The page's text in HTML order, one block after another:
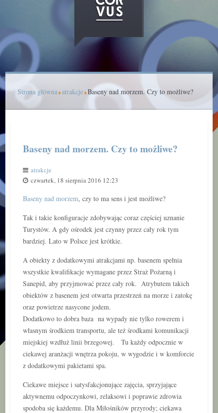
Strona główna atrakcje Baseny nad morzem. Czy to możliwe?
Baseny nad morzem. Czy to możliwe?
atrakcje
czwartek, 18 sierpnia 2016 12:23
Baseny nad morzem, czy to ma sens i jest możliwe?
Tak i takie konfiguracje zdobywając coraz częściej uznanie
Turystów. A gdy ośrodek jest czynny przez cały rok tym
bardziej. Lato w Polsce jest krótkie.
A obiekty z dodatkowymi atrakcjami np. basenem spełnia
wszystkie kwalifikacje wymagane przez Straż Pożarną i
Sanepid, aby przyjmować przez cały rok. Atrybutem takich
obiektów z basenem jest otwarta przestrzeń na morze i zatokę
oraz powietrze nasycone jodem.
Dodatkowo to dobra baza na wypady nie tylko rowerem i
własnym środkiem transportu, ale też środkami komunikacji
miejskiej wzdłuż linii brzegowej. Tu każdy odpocznie w
ciekawej aranżacji wnętrza pokoju, w wygodzie i w komforcie
z dodatkowymi pakietami spa.
Ciekawe miejsce i satysfakcjonujące zajęcia, sprzyjające
aktywnemu odpoczynkowi, relaksowi i poprawie zdrowia
spodoba się każdemu. Dla Miłośników przyrody; ciekawa